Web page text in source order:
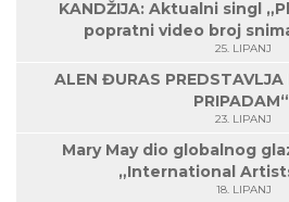
KANDŽIJA: Aktualni singl
popratni video broj
25. LIPANJ
ALEN ĐURAS PREDSTAVLJA
23. LIPANJ
Mary May dio globalnog
„International
18. LIPANJ